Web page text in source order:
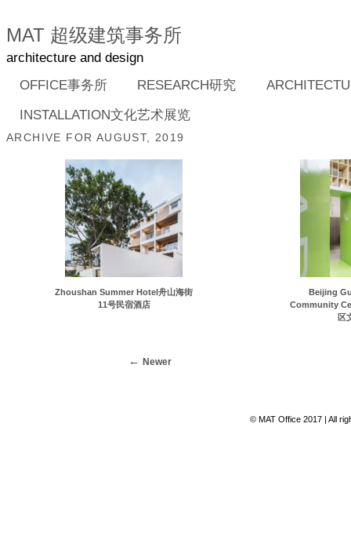
MAT 超级建筑事务所
architecture and design
OFFICE事务所
RESEARCH研究
INSTALLATION文化艺术展览
ARCHIVE FOR AUGUST, 2019
Zhoushan Summer Hotel舟山海街
11号民宿酒店
Beijing
Community
区
Newer
© MAT Office 2017 | All